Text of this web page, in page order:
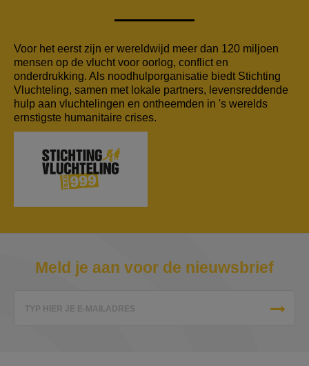
Voor het eerst zijn er wereldwijd meer dan 120 miljoen
mensen op de vlucht voor oorlog, conflict en
onderdrukking. Als noodhulporganisatie biedt Stichting
Vluchteling, samen met lokale partners, levensreddende
hulp aan vluchtelingen en ontheemden in 's werelds
ernstigste humanitaire crises.
Meld je aan voor de nieuwsbrief
TYP HIER JE E-MAILADRES